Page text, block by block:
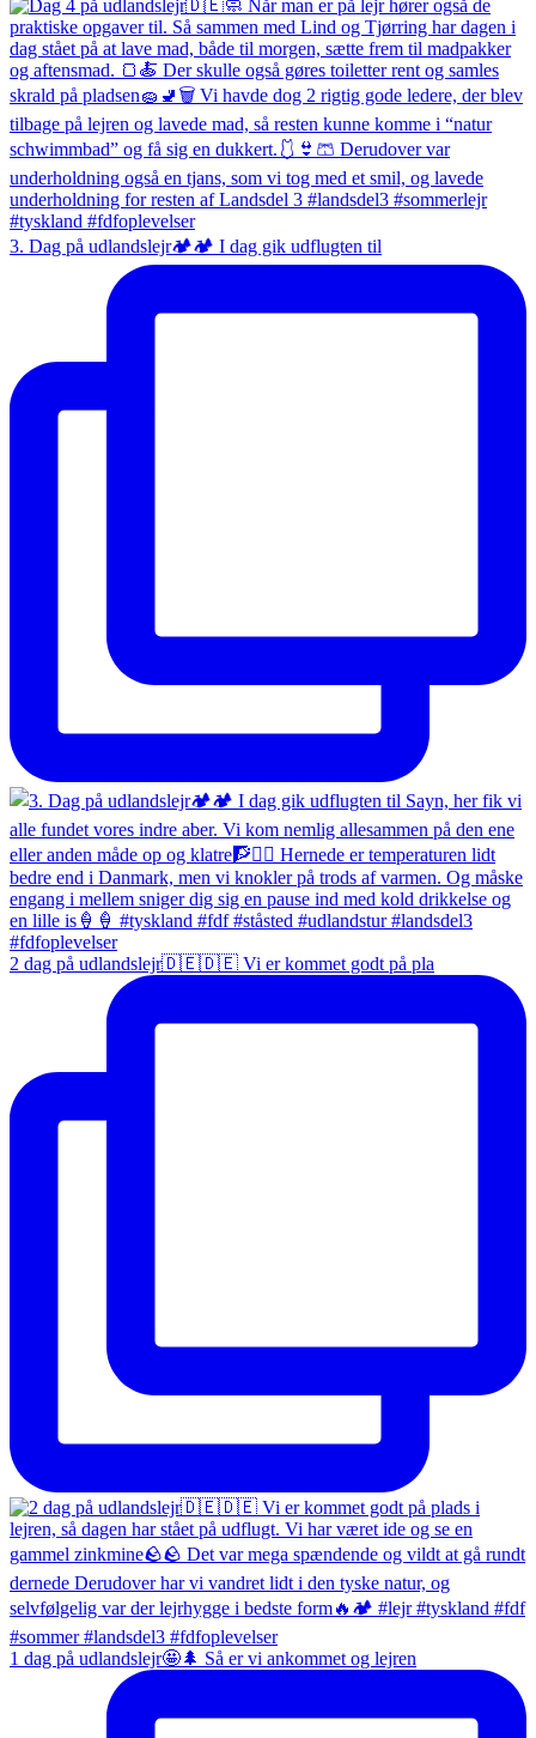
3. Dag på udlandslejr🏕️🏕️ I dag gik udflugten til
2 dag på udlandslejr🇩🇪🇩🇪 Vi er kommet godt på pla
1 dag på udlandslejr🤩🌲 Så er vi ankommet og lejren